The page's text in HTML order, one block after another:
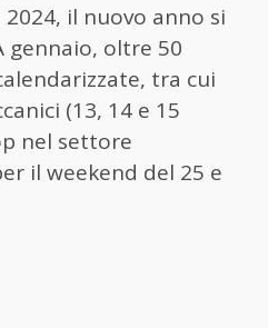
il nuovo anno si
gennaio, oltre 50
tra cui
(13, 14 e 15
nel settore
il weekend del 25 e